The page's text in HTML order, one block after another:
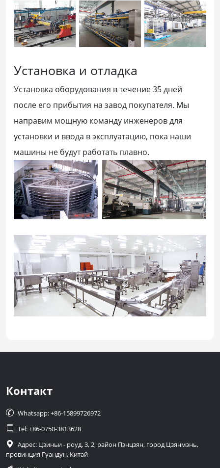
Установка и отладка
Установка оборудования в течение 35 дней
после его прибытия на завод покупателя. Мы
направим мощную команду инженеров для
установки и ввода в эксплуатацию, пока наши
машины не будут работать плавно.
Контакт
 Whatsapp: +86-15899726972
 Tel: +86-0750-3813628

Адрес: Цзиньи - роуд, 3, 2, район Пэнцзян, город Цзянмэнь,
провинция Гуандун, Китай